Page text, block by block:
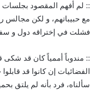
:: لم أفهم المقصود بجلسات
مع حبيباتهم، و لكن مجالس
فشلت في إختراقه دول و
:: مندوباً أممياً كان قد
الفضائيات إن كانوا قد
سألناه، فرد بأنه لم يلتق